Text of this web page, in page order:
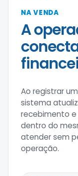
NA VENDA
A
Ao registrar
sistema
recebimento
dentro do
atender sem
operação.